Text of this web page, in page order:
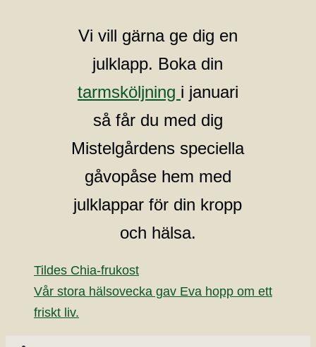
Vi vill gärna ge dig en
julklapp. Boka din
tarmsköljning i januari
så får du med dig
Mistelgårdens speciella
gåvopåse hem med
julklappar för din kropp
och hälsa.
Tildes Chia-frukost
Vår stora hälsovecka gav Eva hopp om ett
friskt liv.